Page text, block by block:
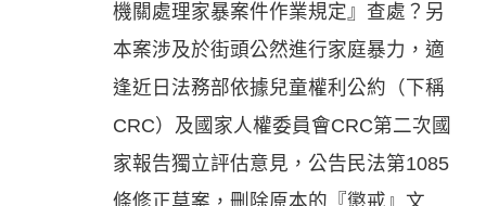
機關處理家暴案件作業規定』查處？另
本案涉及於街頭公然進行家庭暴力，適
逢近日法務部依據兒童權利公約（下稱
CRC）及國家人權委員會CRC第二次國
家報告獨立評估意見，公告民法第1085
條修正草案，刪除原本的『懲戒』文